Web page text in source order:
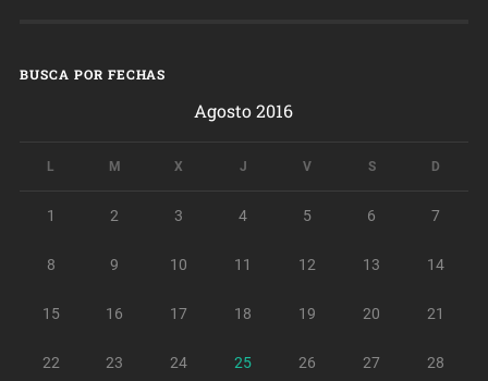
BUSCA POR FECHAS
Agosto 2016
L M X J V S D
1 2 3 4 5 6 7
8 9 10 11 12 13 14
15 16 17 18 19 20 21
22 23 24 25 26 27 28